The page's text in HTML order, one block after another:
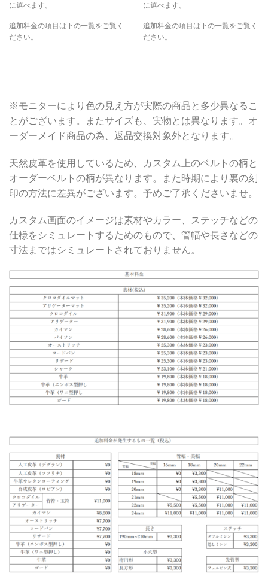
に選べます。
追加料金の項目は下の一覧をご覧く
ださい。
に選べます。
追加料金の項目は下の一覧をご覧く
ださい。
※モニターにより色の見え方が実際の商品と多少異なるこ
とがございます。またサイズも、実物とは異なります。オ
ーダーメイド商品の為、返品交換対象外となります。
天然皮革を使用しているため、カスタム上のベルトの柄と
オーダーベルトの柄が異なります。また時期により裏の刻
印の方法に差異がございます。予めご了承くださいませ。
カスタム画面のイメージは素材やカラー、ステッチなどの
仕様をシミュレートするためのもので、管幅や長さなどの
寸法まではシミュレートされておりません。